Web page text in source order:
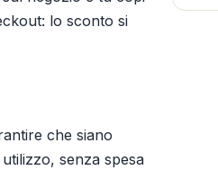
lo sconto si
che siano
senza spesa